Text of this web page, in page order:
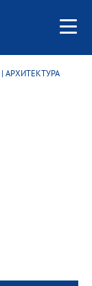
| АРХИТЕКТУРА